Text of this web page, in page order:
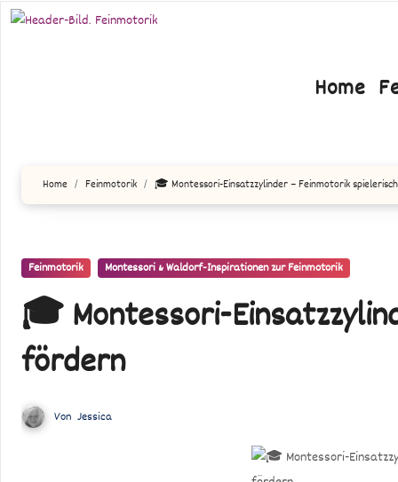
Zum
Home
Home Feinmotorik 🎓 Montessori-Einsatzzylinder – Feinmotorik
Feinmotorik Montessori & Waldorf-Inspirationen zur Feinmotorik
🎓 Montessori-
fördern
Von Jessica